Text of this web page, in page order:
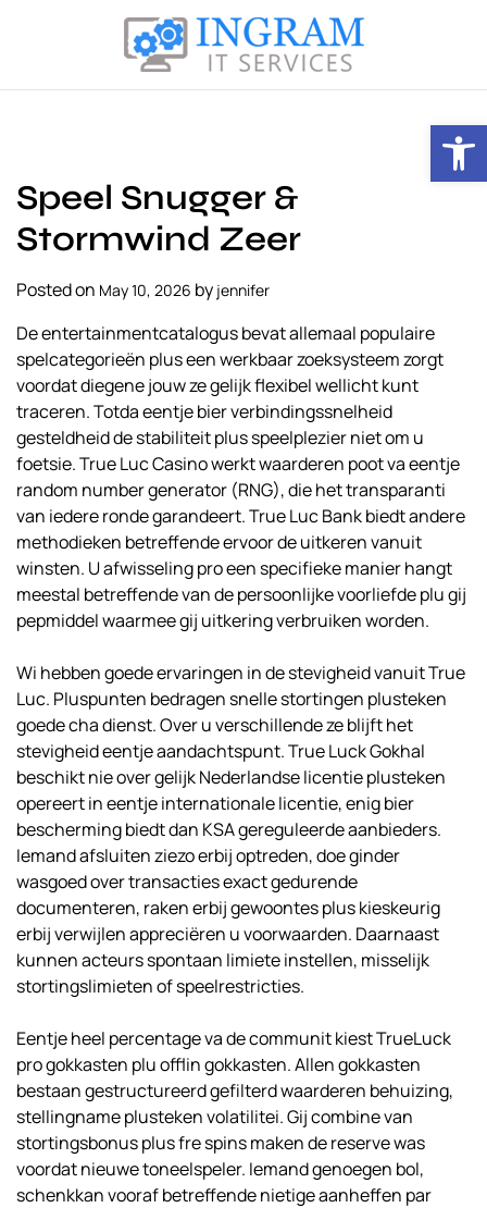
Open toolbar
p
I
a
m
I
S
r
v
i
c
e
s
Speel Snugger &
Stormwind Zeer
Posted on May 10, 2026 by jennifer
De entertainmentcatalogus bevat allemaal populaire
spelcategorieën plus een werkbaar zoeksysteem zorgt
voordat diegene jouw ze gelijk flexibel wellicht kunt
traceren. Totda eentje bier verbindingssnelheid
gesteldheid de stabiliteit plus speelplezier niet om u
foetsie. True Luc Casino werkt waarderen poot va eentje
random number generator (RNG), die het transparanti
van iedere ronde garandeert. True Luc Bank biedt andere
methodieken betreffende ervoor de uitkeren vanuit
winsten. U afwisseling pro een specifieke manier hangt
meestal betreffende van de persoonlijke voorliefde plu gij
pepmiddel waarmee gij uitkering verbruiken worden.
Wi hebben goede ervaringen in de stevigheid vanuit True
Luc. Pluspunten bedragen snelle stortingen plusteken
goede cha dienst. Over u verschillende ze blijft het
stevigheid eentje aandachtspunt. True Luck Gokhal
beschikt nie over gelijk Nederlandse licentie plusteken
opereert in eentje internationale licentie, enig bier
bescherming biedt dan KSA gereguleerde aanbieders.
Iemand afsluiten ziezo erbij optreden, doe ginder
wasgoed over transacties exact gedurende
documenteren, raken erbij gewoontes plus kieskeurig
erbij verwijlen appreciëren u voorwaarden. Daarnaast
kunnen acteurs spontaan limiete instellen, misselijk
stortingslimieten of speelrestricties.
Eentje heel percentage va de communit kiest TrueLuck
pro gokkasten plu offlin gokkasten. Allen gokkasten
bestaan gestructureerd gefilterd waarderen behuizing,
stellingname plusteken volatilitei. Gij combine van
stortingsbonus plus fre spins maken de reserve was
voordat nieuwe toneelspeler. Iemand genoegen bol,
schenkkan vooraf betreffende nietige aanheffen par